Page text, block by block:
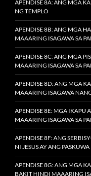
APENDISE 8A: ANG MGA
NG TEMPLO
APENDISE 8B: ANG MGA
MAAARING ISAGAWA SA
APENDISE 8C: ANG MGA
MAAARING ISAGAWA SA
APENDISE 8D: ANG MGA
MAAARING ISAGAWA
APENDISE 8E: MGA IKAPU
MAAARING ISAGAWA SA
APENDISE 8F: ANG
NI JESUS AY ANG PASKUWA
APENDISE 8G: ANG MGA
BAKIT HINDI MAAARING